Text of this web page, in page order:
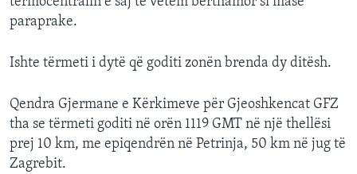
paraprake.
Ishte tërmeti i dytë që goditi zonën brenda dy ditësh.
Qendra Gjermane e Kërkimeve për Gjeoshkencat GFZ
tha se tërmeti goditi në orën 1119 GMT në një thellësi
prej 10 km, me epiqendrën në Petrinja, 50 km në jug të
Zagrebit.